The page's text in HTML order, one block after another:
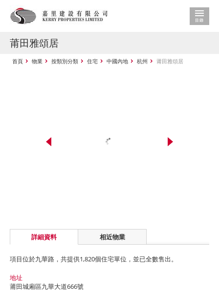
莆田雅頌居
首頁 物業 按類別分類 住宅 中國內地 杭州 莆田雅頌居
詳細資料 相近物業
項目位於九華路，共提供1,820個住宅單位，並已全數售出。
地址
莆田城廂區九華大道666號